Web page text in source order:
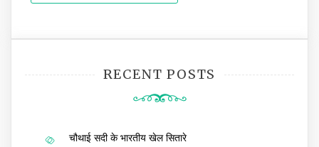
RECENT POSTS
चौथाई सदी के भारतीय खेल सितारे